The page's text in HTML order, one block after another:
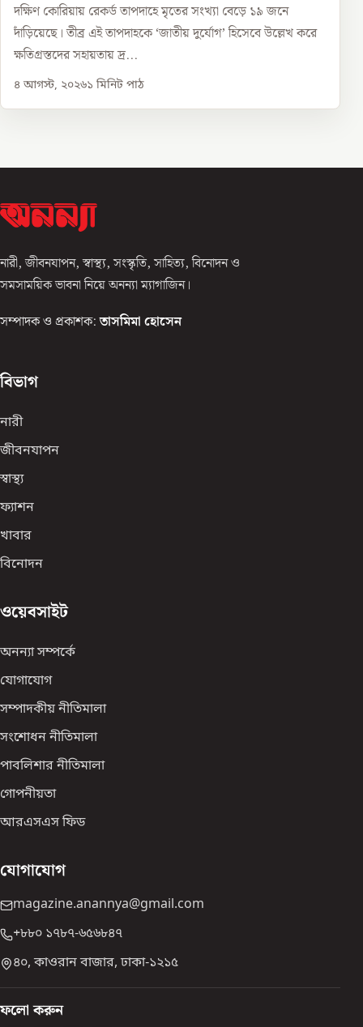
দক্ষিণ কোরিয়ায় রেকর্ড তাপদাহে মৃতের সংখ্যা বেড়ে ১৯ জনে
দাঁড়িয়েছে। তীব্র এই তাপদাহকে ‘জাতীয় দুর্যোগ’ হিসেবে উল্লেখ করে
ক্ষতিগ্রস্তদের সহায়তায় দ্র...
৪ আগস্ট, ২০২৬১ মিনিট পাঠ
নারী, জীবনযাপন, স্বাস্থ্য, সংস্কৃতি, সাহিত্য, বিনোদন ও
সমসাময়িক ভাবনা নিয়ে অনন্যা ম্যাগাজিন।
সম্পাদক ও প্রকাশক: তাসমিমা হোসেন
বিভাগ
নারী
জীবনযাপন
স্বাস্থ্য
ফ্যাশন
খাবার
বিনোদন
ওয়েবসাইট
অনন্যা সম্পর্কে
যোগাযোগ
সম্পাদকীয় নীতিমালা
সংশোধন নীতিমালা
পাবলিশার নীতিমালা
গোপনীয়তা
আরএসএস ফিড
যোগাযোগ
magazine.anannya@gmail.com
+৮৮০ ১৭৮৭-৬৫৬৮৪৭
৪০, কাওরান বাজার, ঢাকা-১২১৫
ফলো করুন